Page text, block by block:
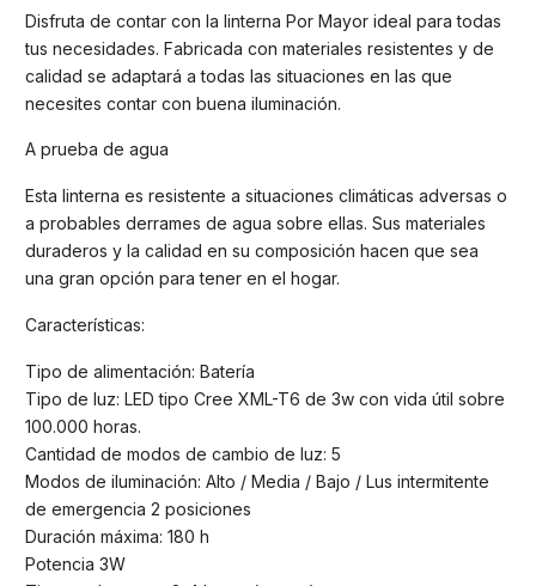
Disfruta de contar con la linterna Por Mayor ideal para todas
tus necesidades. Fabricada con materiales resistentes y de
calidad se adaptará a todas las situaciones en las que
necesites contar con buena iluminación.
A prueba de agua
Esta linterna es resistente a situaciones climáticas adversas o
a probables derrames de agua sobre ellas. Sus materiales
duraderos y la calidad en su composición hacen que sea
una gran opción para tener en el hogar.
Características:
Tipo de alimentación: Batería
Tipo de luz: LED tipo Cree XML-T6 de 3w con vida útil sobre
100.000 horas.
Cantidad de modos de cambio de luz: 5
Modos de iluminación: Alto / Media / Bajo / Lus intermitente
de emergencia 2 posiciones
Duración máxima: 180 h
Potencia 3W